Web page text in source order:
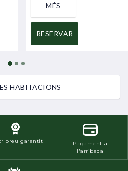
MÉS
RESERVAR
HABITACIONS
preu garantit
Pagament a
l'arribada